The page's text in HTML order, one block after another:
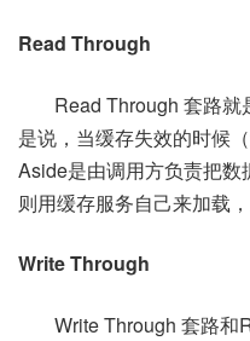
Read Through
Read Through 套路
是说，当缓存失效的时候
Aside是由调用方负责把
则用缓存服务自己来加载
Write Through
Write Through 套路和